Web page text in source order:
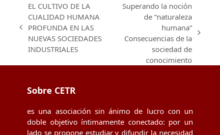
previous
post:
EL CULTIVO DE LA
CUALIDAD HUMANA
PROFUNDA EN LAS
NUEVAS SOCIEDADES
INDUSTRIALES
next
Superando la noción
de “naturaleza
humana”
Consecuencias de la
sociedad de
conocimiento
Sobre CETR
es una asociación sin ánimo de lucro con un
doble objetivo íntimamente conectado: por un
lado se propone estudiar y difundir la necesidad